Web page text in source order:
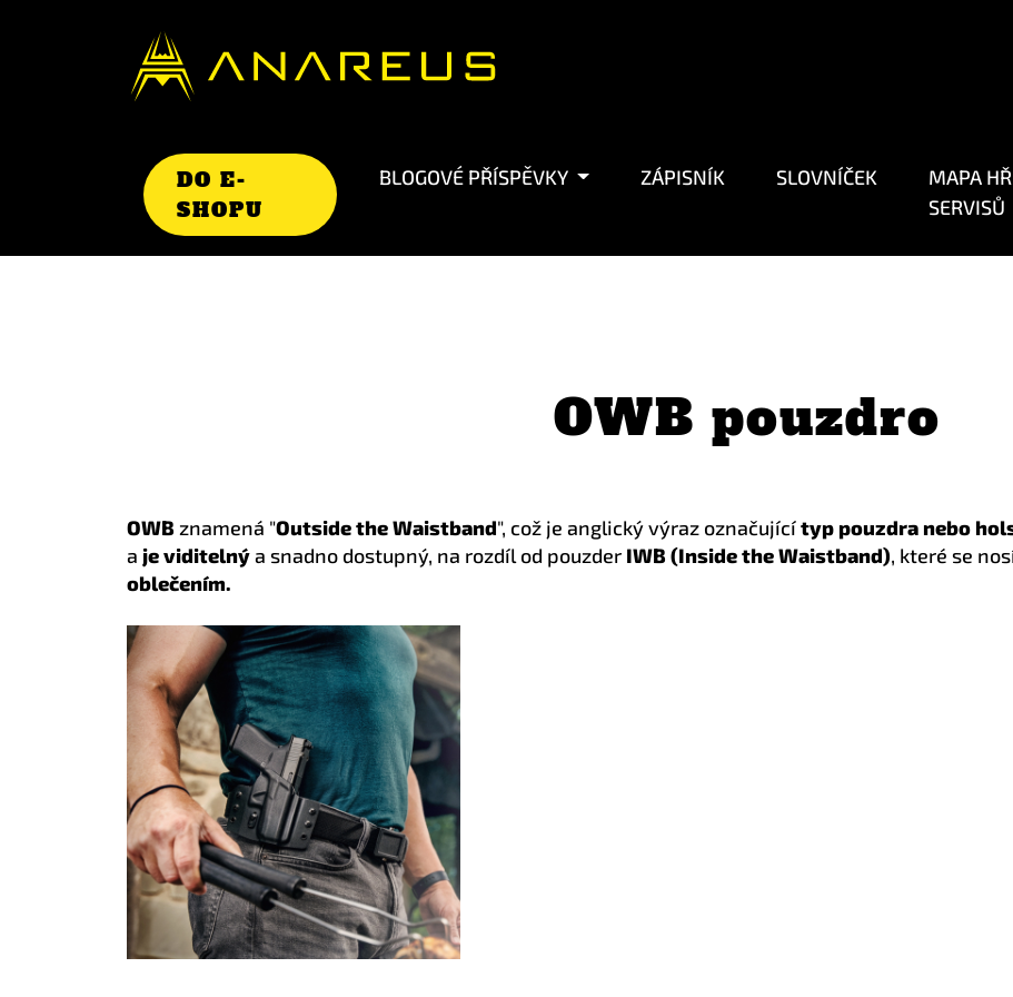
DO E-
SHOPU
BLOGOVÉ PŘÍSPĚVKY ZÁPISNÍK SLOVNÍČEK
MAPA
SERVISŮ
OWB pouzdro
OWB znamená "Outside the Waistband", což je anglický výraz označujícítyp pouzdra nebo
a je viditelnýa snadno dostupný, na rozdíl od pouzder IWB (Inside the Waistband), které se
oblečením.